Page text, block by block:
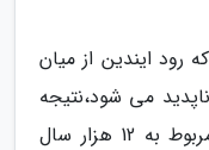
رود ایندین از میان
می شود،نتیجه
آب شدن یخچالها از عصر یخبندان مربوط به 12 هزار سال